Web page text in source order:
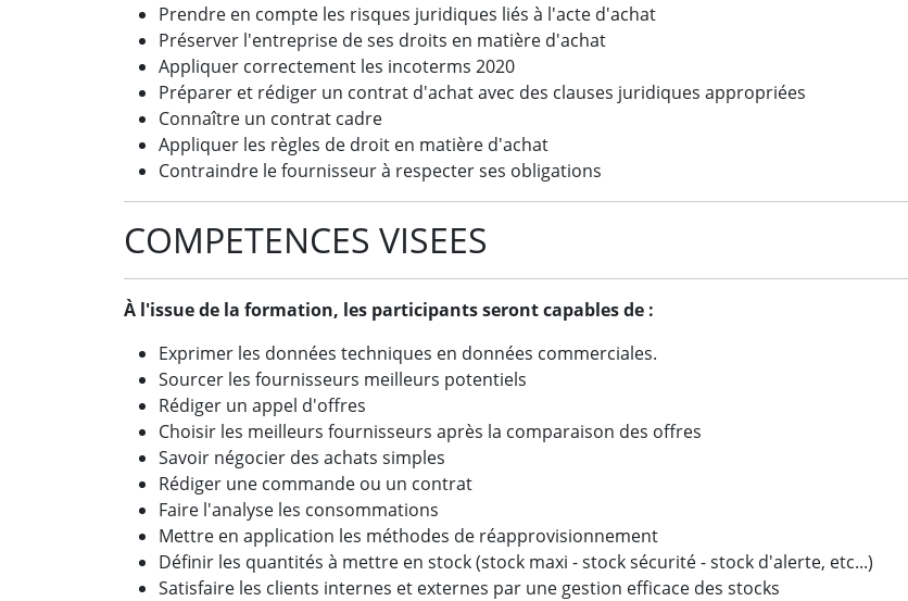
Prendre en compte les risques juridiques liés à l'acte d'achat
Préserver l'entreprise de ses droits en matière d'achat
Appliquer correctement les incoterms 2020
Préparer et rédiger un contrat d'achat avec des clauses juridiques appropriées
Connaître un contrat cadre
Appliquer les règles de droit en matière d'achat
Contraindre le fournisseur à respecter ses obligations
COMPETENCES VISEES
À l'issue de la formation, les participants seront capables de :
Exprimer les données techniques en données commerciales.
Sourcer les fournisseurs meilleurs potentiels
Rédiger un appel d'offres
Choisir les meilleurs fournisseurs après la comparaison des offres
Savoir négocier des achats simples
Rédiger une commande ou un contrat
Faire l'analyse les consommations
Mettre en application les méthodes de réapprovisionnement
Définir les quantités à mettre en stock (stock maxi - stock sécurité - stock d'alerte, etc...)
Satisfaire les clients internes et externes par une gestion efficace des stocks